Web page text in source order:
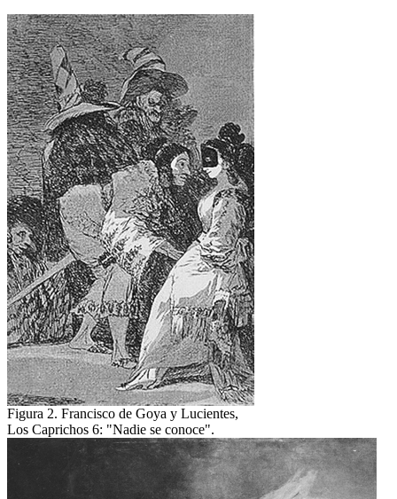
Figura 2. Francisco de Goya y Lucientes,
Los Caprichos 6: "Nadie se conoce".